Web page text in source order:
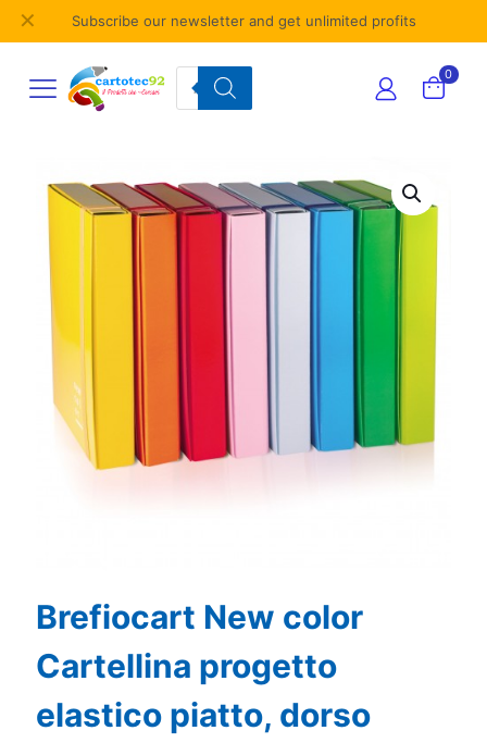
Subscribe our newsletter and get unlimited profits
✕
Products
search
0
Brefiocart New color
Cartellina progetto
elastico piatto, dorso